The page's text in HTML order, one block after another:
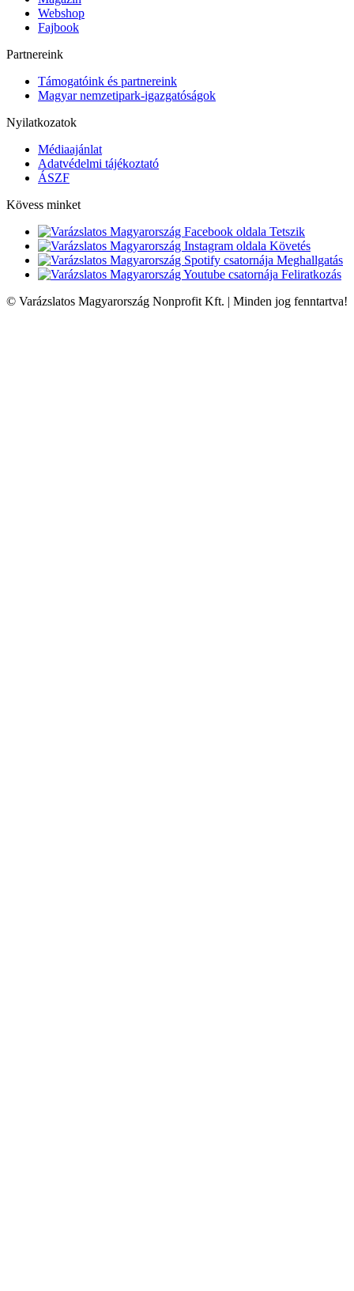
Webshop
Fajbook
Partnereink
Támogatóink és partnereink
Magyar nemzetipark-igazgatóságok
Nyilatkozatok
Médiaajánlat
Adatvédelmi tájékoztató
ÁSZF
Kövess minket
Tetszik
Követés
Meghallgatás
Feliratkozás
© Varázslatos Magyarország Nonprofit Kft. | Minden jog fenntartva!